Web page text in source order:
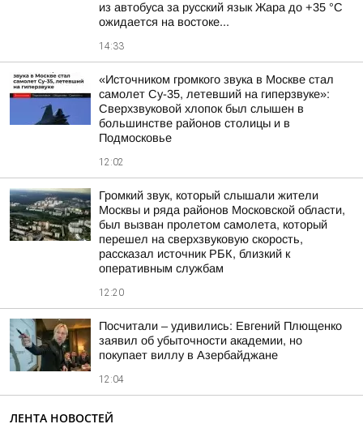
из автобуса за русский язык Жара до +35 °С
ожидается на востоке...
14:33
«Источником громкого звука в Москве стал
самолет Су-35, летевший на гиперзвуке»:
Сверхзвуковой хлопок был слышен в
большинстве районов столицы и в
Подмосковье
12:02
Громкий звук, который слышали жители
Москвы и ряда районов Московской области,
был вызван пролетом самолета, который
перешел на сверхзвуковую скорость,
рассказал источник РБК, близкий к
оперативным службам
12:20
Посчитали – удивились: Евгений Плющенко
заявил об убыточности академии, но
покупает виллу в Азербайджане
12:04
ЛЕНТА НОВОСТЕЙ